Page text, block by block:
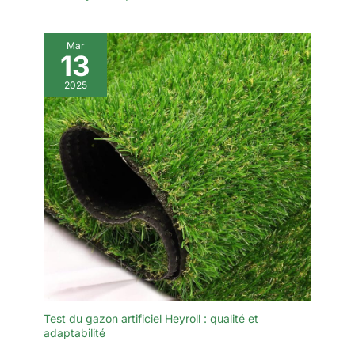
Mar
13
2025
Test du gazon artificiel Heyroll : qualité et
adaptabilité